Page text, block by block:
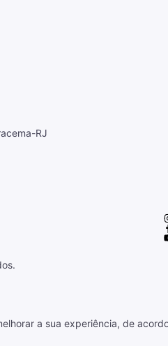
RJ
a sua experiência, de